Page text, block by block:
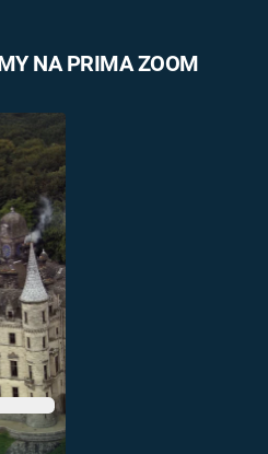
NA PRIMA ZOOM